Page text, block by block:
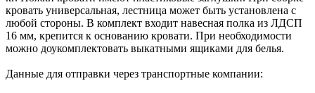
кровать универсальная, лестница может быть установлена с
любой стороны. В комплект входит навесная полка из ЛДСП
16 мм, крепится к основанию кровати. При необходимости
можно доукомплектовать выкатными ящиками для белья.
Данные для отправки через транспортные компании: